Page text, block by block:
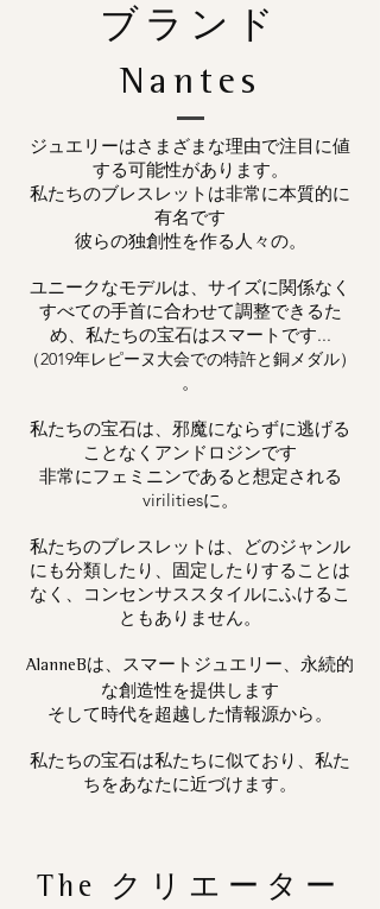
ブランド
Nantes
ジュエリーはさまざまな理由で注目に値
する可能性があります。
私たちのブレスレットは非常に本質的に
有名です
彼らの独創性を作る人々の。
ユニークなモデルは、サイズに関係なく
すべての手首に合わせて調整できるた
め、私たちの宝石はスマートです...
（2019年レピーヌ大会での特許と銅メダル）
。
私たちの宝石は、邪魔にならずに逃げる
ことなくアンドロジンです
非常にフェミニンであると想定される
virilitiesに。
私たちのブレスレットは、どのジャンル
にも分類したり、固定したりすることは
なく、コンセンサススタイルにふけるこ
ともありません。
AlanneBは、スマートジュエリー、永続的
な創造性を提供します
そして時代を超越した情報源から。
私たちの宝石は私たちに似ており、私た
ちをあなたに近づけます。
The クリエーター